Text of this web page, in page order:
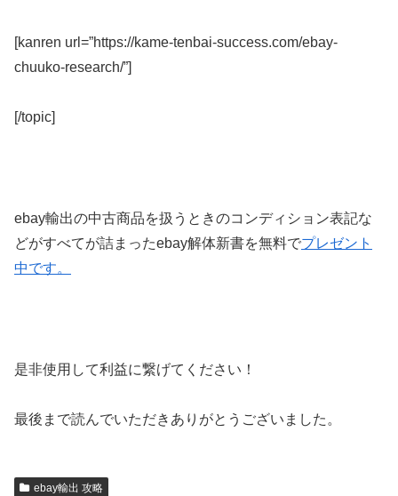
[kanren url=”https://kame-tenbai-success.com/ebay-
chuuko-research/”]
[/topic]
ebay輸出の中古商品を扱うときのコンディション表記な
どがすべてが詰まったebay解体新書を無料でプレゼント
中です。
是非使用して利益に繋げてください！
最後まで読んでいただきありがとうございました。
ebay輸出 攻略